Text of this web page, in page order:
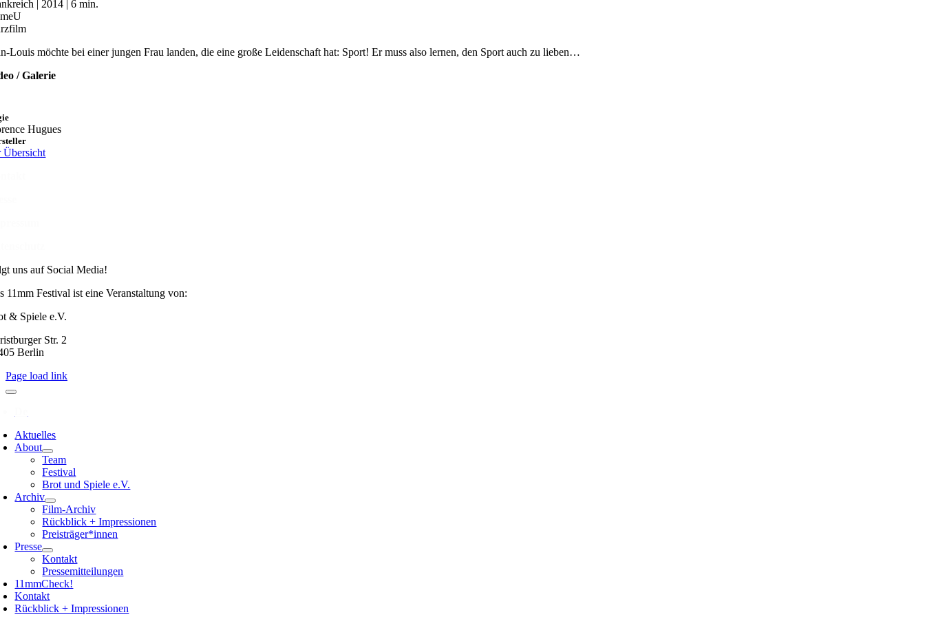
| 2014 | 6 min.
Louis möchte bei einer jungen Frau landen, die eine große Leidenschaft hat: Sport! Er muss also lernen, den Sport auch zu lieben…
/ Galerie
Hugues
Übersicht
uns auf Social Media!
11mm Festival ist eine Veranstaltung von:
& Spiele e.V.
Str. 2
Berlin
Page load link
Aktuelles
About
Team
Festival
Brot und Spiele e.V.
Archiv
Film-Archiv
Rückblick + Impressionen
Preisträger*innen
Presse
Kontakt
Pressemitteilungen
11mmCheck!
Kontakt
Rückblick + Impressionen